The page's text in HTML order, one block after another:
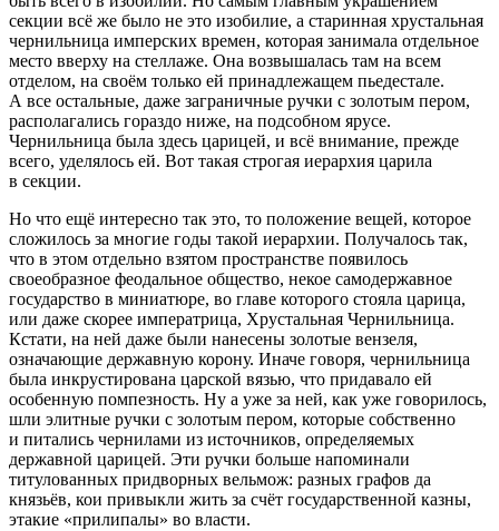
секции всё же было не это изобилие, а старинная хрустальная
чернильница имперских времен, которая занимала отдельное
место вверху на стеллаже. Она возвышалась там на всем
отделом, на своём только ей принадлежащем пьедестале.
А все остальные, даже заграничные ручки с золотым пером,
располагались гораздо ниже, на подсобном ярусе.
Чернильница была здесь царицей, и всё внимание, прежде
всего, уделялось ей. Вот такая строгая иерархия царила
в секции.
Но что ещё интересно так это, то положение вещей, которое
сложилось за многие годы такой иерархии. Получалось так,
что в этом отдельно взятом пространстве появилось
своеобразное феодальное общество, некое самодержавное
государство в миниатюре, во главе которого стояла царица,
или даже скорее императрица, Хрустальная Чернильница.
Кстати, на ней даже были нанесены золотые вензеля,
означающие державную корону. Иначе говоря, чернильница
была инкрустирована царской вязью, что придавало ей
особенную помпезность. Ну а уже за ней, как уже говорилось,
шли элитные ручки с золотым пером, которые собственно
и питались чернилами из источников, определяемых
державной царицей. Эти ручки больше напоминали
титулованных придворных вельмож: разных графов да
князьёв, кои привыкли жить за счёт государственной казны,
этакие «прилипалы» во власти.